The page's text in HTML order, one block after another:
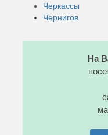
Черкассы
Чернигов
На